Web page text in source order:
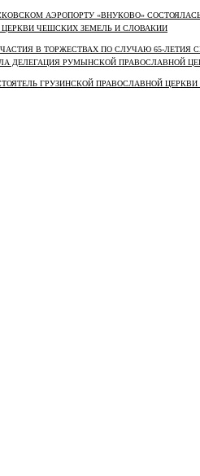
АЭРОПОРТУ «ВНУКОВО»
ЧЕШСКИХ ЗЕМЕЛЬ И СЛОВАКИИ
В ТОРЖЕСТВАХ ПО СЛУЧАЮ 65-ЛЕТИЯ
ДЕЛЕГАЦИЯ РУМЫНСКОЙ ПРАВОСЛАВНОЙ
ГРУЗИНСКОЙ ПРАВОСЛАВНОЙ